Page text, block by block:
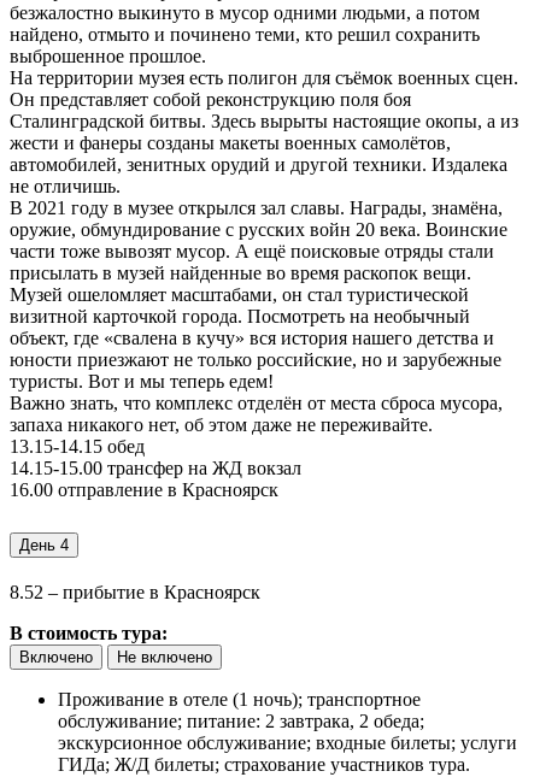
безжалостно выкинуто в мусор одними людьми, а потом
найдено, отмыто и починено теми, кто решил сохранить
выброшенное прошлое.
На территории музея есть полигон для съёмок военных сцен.
Он представляет собой реконструкцию поля боя
Сталинградской битвы. Здесь вырыты настоящие окопы, а из
жести и фанеры созданы макеты военных самолётов,
автомобилей, зенитных орудий и другой техники. Издалека
не отличишь.
В 2021 году в музее открылся зал славы. Награды, знамёна,
оружие, обмундирование с русских войн 20 века. Воинские
части тоже вывозят мусор. А ещё поисковые отряды стали
присылать в музей найденные во время раскопок вещи.
Музей ошеломляет масштабами, он стал туристической
визитной карточкой города. Посмотреть на необычный
объект, где «свалена в кучу» вся история нашего детства и
юности приезжают не только российские, но и зарубежные
туристы. Вот и мы теперь едем!
Важно знать, что комплекс отделён от места сброса мусора,
запаха никакого нет, об этом даже не переживайте.
13.15-14.15 обед
14.15-15.00 трансфер на ЖД вокзал
16.00 отправление в Красноярск
День 4
8.52 – прибытие в Красноярск
В стоимость тура:
Включено Не включено
Проживание в отеле (1 ночь); транспортное
обслуживание; питание: 2 завтрака, 2 обеда;
экскурсионное обслуживание; входные билеты; услуги
ГИДа; Ж/Д билеты; страхование участников тура.